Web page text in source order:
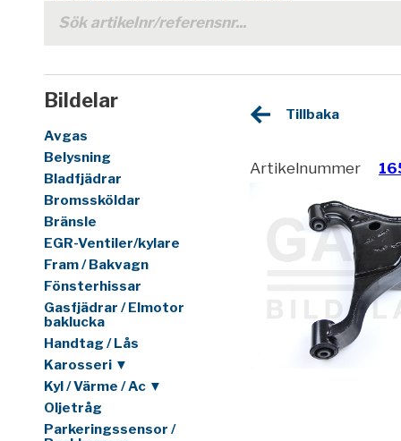
Bildelar
Avgas
Belysning
Bladfjädrar
Bromssköldar
Bränsle
EGR-Ventiler/kylare
Fram / Bakvagn
Fönsterhissar
Gasfjädrar / Elmotor
baklucka
Handtag / Lås
Karosseri ▼
Kyl / Värme / Ac ▼
Oljetråg
Parkeringssensor /
Tillbaka
Artikelnummer